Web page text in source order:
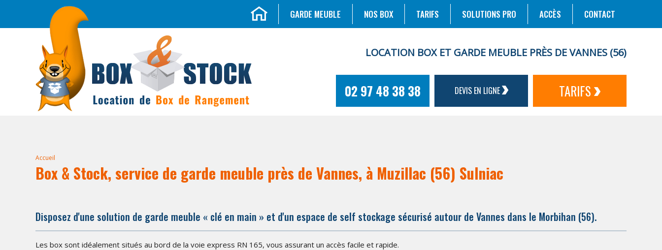
GARDE MEUBLE NOS BOX TARIFS SOLUTIONS PRO ACCÈS CONTACT
LOCATION BOX ET GARDE MEUBLE PRÈS DE VANNES (56)
02 97 48 38 38 DEVIS EN LIGNE TARIFS
Accueil
Box & Stock, service de garde meuble près de Vannes, à Muzillac (56) Sulniac
Disposez d'une solution de garde meuble « clé en main » et d'un espace de self stockage sécurisé autour de Vannes dans le Morbihan (56).
Les box sont idéalement situés au bord de la voie express RN 165, vous assurant un accès facile et rapide.